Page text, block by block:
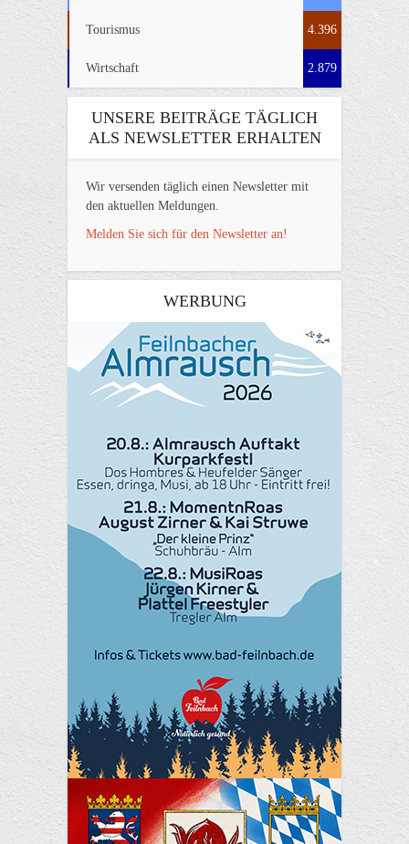
Tourismus 4.396
Wirtschaft 2.879
UNSERE BEITRÄGE TÄGLICH
ALS NEWSLETTER ERHALTEN
Wir versenden täglich einen Newsletter mit
den aktuellen Meldungen.
Melden Sie sich für den Newsletter an!
WERBUNG